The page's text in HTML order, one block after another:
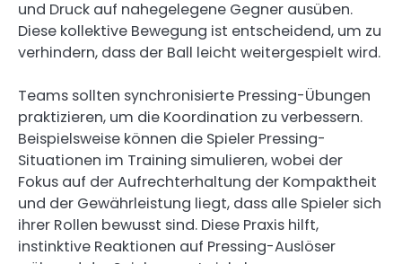
und Druck auf nahegelegene Gegner ausüben.
Diese kollektive Bewegung ist entscheidend, um zu
verhindern, dass der Ball leicht weitergespielt wird.
Teams sollten synchronisierte Pressing-Übungen
praktizieren, um die Koordination zu verbessern.
Beispielsweise können die Spieler Pressing-
Situationen im Training simulieren, wobei der
Fokus auf der Aufrechterhaltung der Kompaktheit
und der Gewährleistung liegt, dass alle Spieler sich
ihrer Rollen bewusst sind. Diese Praxis hilft,
instinktive Reaktionen auf Pressing-Auslöser